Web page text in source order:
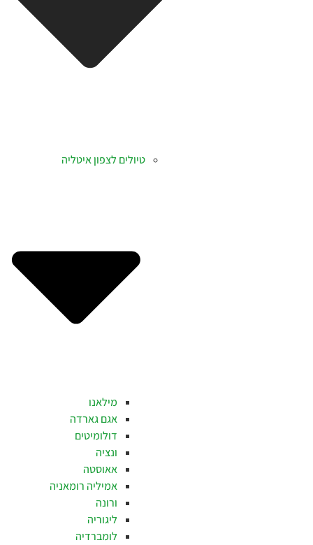
טיולים לצפון איטליה
מילאנו
אגם גארדה
דולומיטים
ונציה
אאוסטה
אמיליה רומאניה
ורונה
ליגוריה
לומברדיה